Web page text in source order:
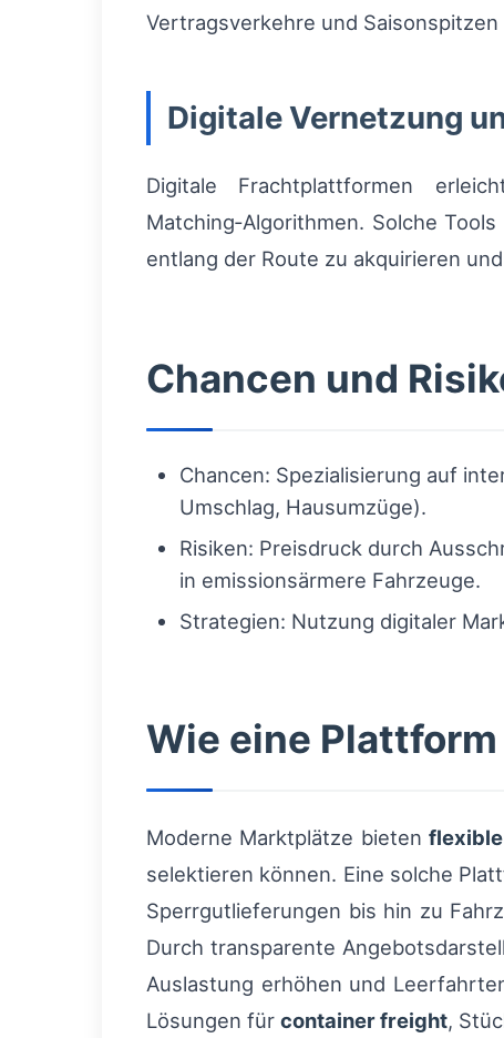
Vertragsverkehre und
Digitale Vernetzung
Digitale Frachtplattformen
Matching‑Algorithmen. Solche
entlang der Route zu akquirieren
Chancen und
Chancen: Spezialisierung auf
Umschlag, Hausumzüge).
Risiken: Preisdruck durch
in emissionsärmere Fahrzeuge.
Strategien: Nutzung digitaler
Wie eine
Moderne Marktplätze bieten
selektieren können. Eine solche
Sperrgutlieferungen bis hin zu
Durch transparente
Auslastung erhöhen und
Lösungen für container freight,